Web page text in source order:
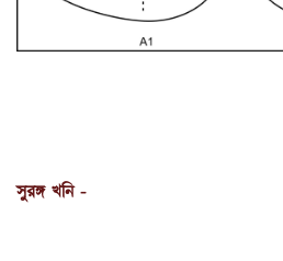
সুরঙ্গ খনি -